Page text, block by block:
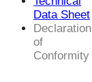
Data Sheet
Declaration
of
Conformity